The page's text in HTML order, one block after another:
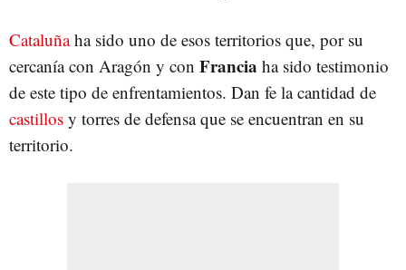
Cataluñaha sido uno de esos territorios que, por su
cercanía con Aragón y con Francia ha sido testimonio
de este tipo de enfrentamientos. Dan fe la cantidad de
castillos y torres de defensa que se encuentran en su
territorio.